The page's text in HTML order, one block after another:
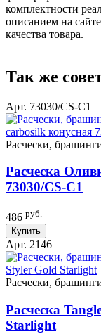
комплектности
описанием на
качества товара.
Так же
Арт. 73030/СS-C1
Расчески,
Расческа
73030/СS-C1
486 руб.-
Купить
Арт. 2146
Расчески,
Расческа
Starlight